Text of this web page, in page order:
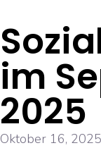
im
2025
Oktober 16, 2025